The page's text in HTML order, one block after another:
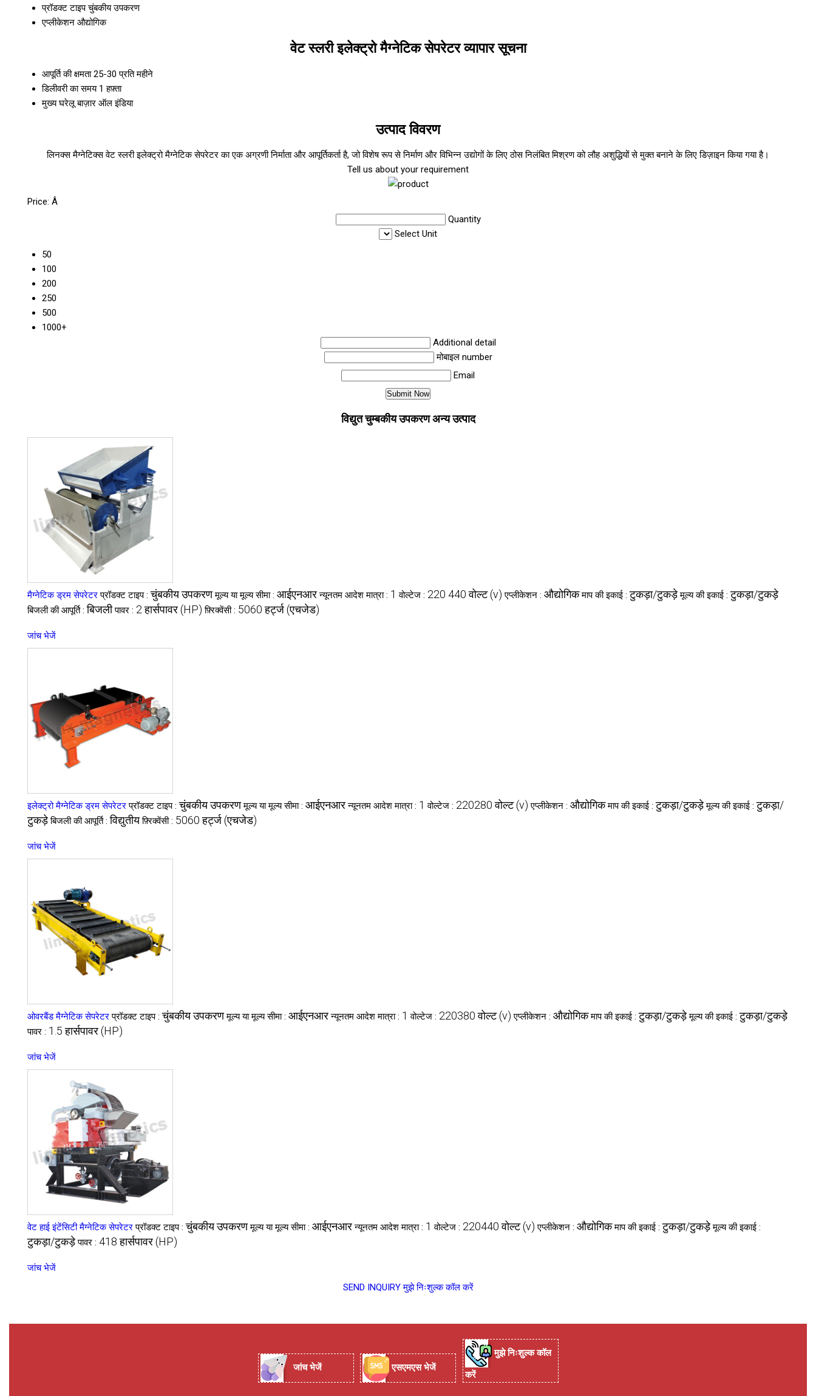
प्रॉडक्ट टाइप चुंबकीय उपकरण
एप्लीकेशन औद्योगिक
वेट स्लरी इलेक्ट्रो मैग्नेटिक सेपरेटर व्यापार सूचना
आपूर्ति की क्षमता 25-30 प्रति महीने
डिलीवरी का समय 1 हफ़्ता
मुख्य घरेलू बाज़ार ऑल इंडिया
उत्पाद विवरण
लिनक्स मैग्नेटिक्स वेट स्लरी इलेक्ट्रो मैग्नेटिक सेपरेटर का एक अग्रणी निर्माता और आपूर्तिकर्ता है, जो विशेष रूप से निर्माण और विभिन्न उद्योगों के लिए ठोस निलंबित मिश्रण को लौह अशुद्धियों से मुक्त बनाने के लिए डिज़ाइन किया गया है।
Tell us about your requirement
Price: Â
Quantity
Select Unit
50
100
200
250
500
1000+
Additional detail
मोबाइल number
Email
विद्युत चुम्बकीय उपकरण अन्य उत्पाद
मैग्नेटिक ड्रम सेपरेटर प्रॉडक्ट टाइप :चुंबकीय उपकरण मूल्य या मूल्य सीमा : आईएनआर न्यूनतम आदेश मात्रा : 1 वोल्टेज : 220 440 वोल्ट (v) एप्लीकेशन : औद्योगिक माप की इकाई :टुकड़ा/टुकड़े मूल्य की इकाई :टुकड़ा/टुकड़े
बिजली की आपूर्ति :बिजली पावर : 2 हार्सपावर (HP) फ़्रिक्वेंसी : 5060 हर्ट्ज (एचजेड)
जांच भेजें
इलेक्ट्रो मैग्नेटिक ड्रम सेपरेटर प्रॉडक्ट टाइप :चुंबकीय उपकरण मूल्य या मूल्य सीमा : आईएनआर न्यूनतम आदेश मात्रा : 1 वोल्टेज : 220280 वोल्ट (v) एप्लीकेशन : औद्योगिक माप की इकाई :टुकड़ा/टुकड़े मूल्य की इकाई :टुकड़ा/
टुकड़े बिजली की आपूर्ति :विद्युतीय फ़्रिक्वेंसी : 5060 हर्ट्ज (एचजेड)
जांच भेजें
ओवरबैंड मैग्नेटिक सेपरेटर प्रॉडक्ट टाइप :चुंबकीय उपकरण मूल्य या मूल्य सीमा : आईएनआर न्यूनतम आदेश मात्रा : 1 वोल्टेज : 220380 वोल्ट (v) एप्लीकेशन : औद्योगिक माप की इकाई :टुकड़ा/टुकड़े मूल्य की इकाई :टुकड़ा/टुकड़े
पावर : 1.5 हार्सपावर (HP)
जांच भेजें
वेट हाई इंटेंसिटी मैग्नेटिक सेपरेटर प्रॉडक्ट टाइप :चुंबकीय उपकरण मूल्य या मूल्य सीमा : आईएनआर न्यूनतम आदेश मात्रा : 1 वोल्टेज : 220440 वोल्ट (v) एप्लीकेशन : औद्योगिक माप की इकाई :टुकड़ा/टुकड़े मूल्य की इकाई :
टुकड़ा/टुकड़े पावर : 418 हार्सपावर (HP)
जांच भेजें
SEND INQUIRY मुझे निःशुल्क कॉल करें
जांच भेजें एसएमएस भेजें
मुझे निःशुल्क कॉल
करें